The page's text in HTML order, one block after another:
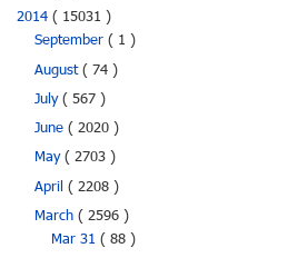
2014 ( 15031 )
September ( 1 )
August( 74 )
July( 567 )
June ( 2020 )
May( 2703 )
April ( 2208 )
March ( 2596 )
Mar 31( 88 )